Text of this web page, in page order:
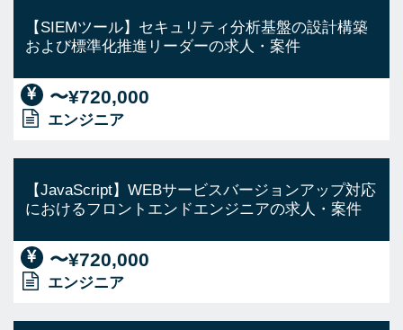
【SIEMツール】セキュリティ分析基盤の設計構築
および標準化推進リーダーの求人・案件
〜¥720,000
エンジニア
【JavaScript】WEBサービスバージョンアップ対応
におけるフロントエンドエンジニアの求人・案件
〜¥720,000
エンジニア